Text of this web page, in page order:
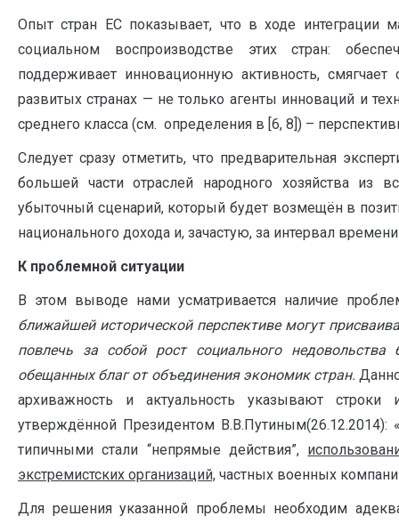
Опыт стран ЕС показывает, что в ходе
социальном воспроизводстве этих стран:
поддерживает инновационную активность,
развитых странах — не только агенты инноваций и
среднего класса (cм. определения в [6, 8]) –
Следует сразу отметить, что предварительная
большей части отраслей народного хозяйства из
убыточный сценарий, который будет возмещён в
национального дохода и, зачастую, за интервал
К проблемной ситуации
В этом выводе нами усматривается наличие
ближайшей исторической перспективе могут
повлечь за собой рост социального
обещанных благ от объединения экономик стран.
архиважность и актуальность указывают
утверждённой Президентом
типичными стали “непрямые действия”,
экстремистских организаций, частных военных
Для решения указанной проблемы необходим